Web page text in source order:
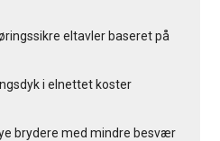
eltavler baseret på
i elnettet koster
brydere med mindre besvær